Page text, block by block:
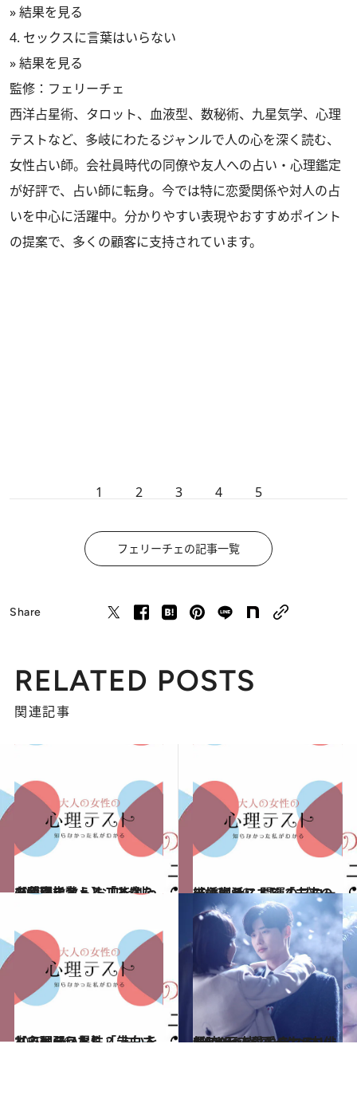
» 結果を見る
4. セックスに言葉はいらない
» 結果を見る
監修：フェリーチェ
西洋占星術、タロット、血液型、数秘術、九星気学、心理
テストなど、多岐にわたるジャンルで人の心を深く読む、
女性占い師。会社員時代の同僚や友人への占い・心理鑑定
が好評で、占い師に転身。今では特に恋愛関係や対人の占
いを中心に活躍中。分かりやすい表現やおすすめポイント
の提案で、多くの顧客に支持されています。
1 2 3 4 5
フェリーチェの記事一覧
Share
RELATED POSTS
関連記事
2020.5.1
【心理テスト】「あなたの薄幸指数」 お皿を割った瞬間に考えることは？
占い 2020.4.29
【心理テスト】「未来の結婚生活」 開運のブローチはどれにする？
占い
2020.4.26
【心理テスト】「告白されると弱い異性」 占いをしてもらうなら？
占い 2020.4.13
1,000万人に愛される！ 新時代へ 韓国イケメン俳優5人と恋愛ドラマ5本
カルチャー